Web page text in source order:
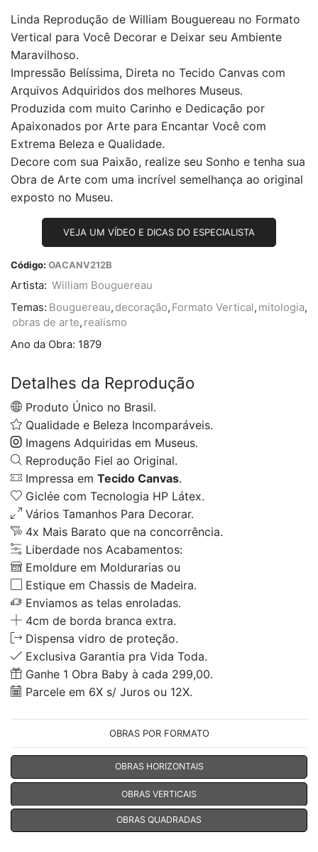
Linda Reprodução de William Bouguereau no Formato
Vertical para Você Decorar e Deixar seu Ambiente
Maravilhoso.
Impressão Belíssima, Direta no Tecido Canvas com
Arquivos Adquiridos dos melhores Museus.
Produzida com muito Carinho e Dedicação por
Apaixonados por Arte para Encantar Você com
Extrema Beleza e Qualidade.
Decore com sua Paixão, realize seu Sonho e tenha sua
Obra de Arte com uma incrível semelhança ao original
exposto no Museu.
VEJA UM VÍDEO E DICAS DO ESPECIALISTA
Código: OACANV212B
Artista: William Bouguereau
Temas: Bouguereau, decoração, Formato Vertical, mitologia,
obras de arte, realismo
Ano da Obra: 1879
Detalhes da Reprodução
Produto Único no Brasil.
Qualidade e Beleza Incomparáveis.
Imagens Adquiridas em Museus.
Reprodução Fiel ao Original.
Impressa em Tecido Canvas.
Giclée com Tecnologia HP Látex.
Vários Tamanhos Para Decorar.
4x Mais Barato que na concorrência.
Liberdade nos Acabamentos:
Emoldure em Moldurarias ou
Estique em Chassis de Madeira.
Enviamos as telas enroladas.
4cm de borda branca extra.
Dispensa vidro de proteção.
Exclusiva Garantia pra Vida Toda.
Ganhe 1 Obra Baby à cada 299,00.
Parcele em 6X s/ Juros ou 12X.
OBRAS POR FORMATO
OBRAS HORIZONTAIS
OBRAS VERTICAIS
OBRAS QUADRADAS